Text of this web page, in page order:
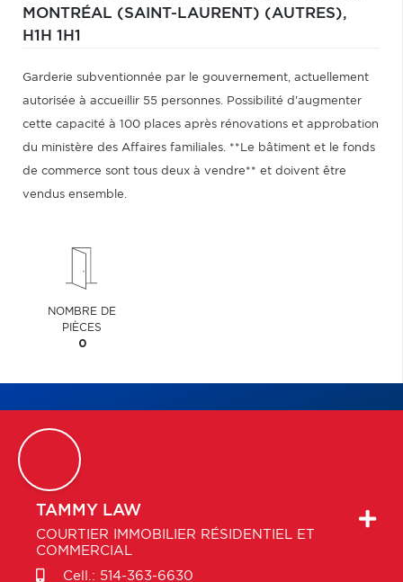
MONTRÉAL (SAINT-LAURENT) (AUTRES),
H1H 1H1
Garderie subventionnée par le gouvernement, actuellement
autorisée à accueillir 55 personnes. Possibilité d'augmenter
cette capacité à 100 places après rénovations et approbation
du ministère des Affaires familiales. **Le bâtiment et le fonds
de commerce sont tous deux à vendre** et doivent être
vendus ensemble.
NOMBRE DE
PIÈCES
0
TAMMY LAW
COURTIER IMMOBILIER RÉSIDENTIEL ET
COMMERCIAL
Cell.: 514-363-6630